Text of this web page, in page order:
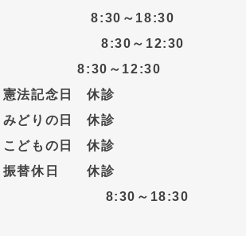
木） 8:30～18:30
金） 8:30～12:30
） 8:30～12:30
憲法記念日 休診
みどりの日 休診
こどもの日 休診
振替休日 休診
木） 8:30～18:30